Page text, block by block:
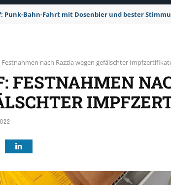
Punk-Bahn-Fahrt mit Dosenbier und bester
Festnahmen nach Razzia wegen gefälschter
FESTNAHMEN